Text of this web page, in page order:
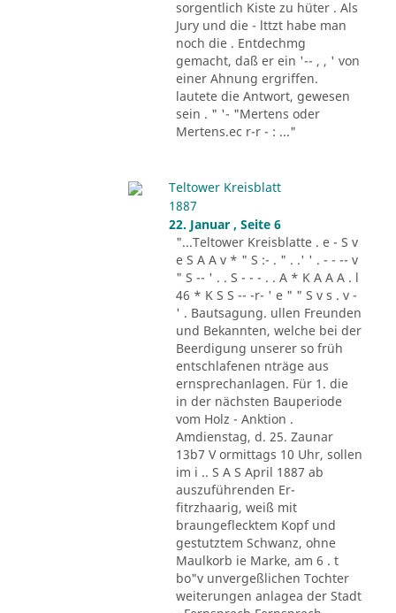
sorgentlich Kiste zu hüter . Als
Jury und die - lttzt habe man
noch die . Entdechmg
gemacht, daß er ein '-- , , ' von
einer Ahnung ergriffen.
lautete die Antwort, gewesen
sein . " '- "Mertens oder
Mertens.ec r-r - : ..."
Teltower Kreisblatt
1887
22. Januar , Seite 6
"...Teltower Kreisblatte . e - S v
e S A A v * " S :- . " . .' ' . - - -- v
" S -- ' . . S - - - . . A * K A A A . l
46 * K S S -- -r- ' e " " S v s . v -
' . Bautsagung. ullen Freunden
und Bekannten, welche bei der
Beerdigung unserer so früh
entschlafenen nträge aus
ernsprechanlagen. Für 1. die
in der nächsten Bauperiode
vom Holz - Anktion .
Amdienstag, d. 25. Zaunar
13b7 V ormittags 10 Uhr, sollen
im i .. S A S April 1887 ab
auszuführenden Er-
fitrzhaarig, weiß mit
braungeflecktem Kopf und
gestutztem Schwanz, ohne
Maulkorb ie Marke, am 6 . t
bo"v unvergeßlichen Tochter
weiterungen anlagea der Stadt